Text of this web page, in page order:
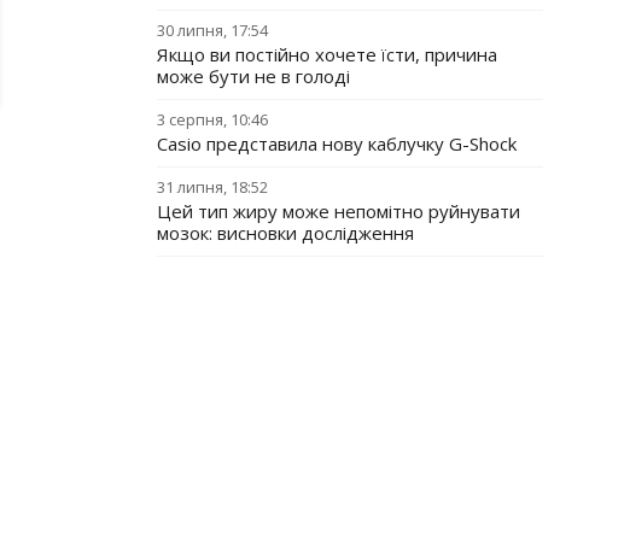
30 липня, 17:54
Якщо ви постійно хочете їсти, причина
може бути не в голоді
3 серпня, 10:46
Casio представила нову каблучку G-Shock
31 липня, 18:52
Цей тип жиру може непомітно руйнувати
мозок: висновки дослідження